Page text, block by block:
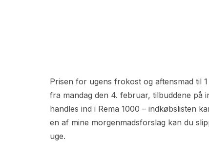
Prisen for ugens frokost og aftensmad til
fra mandag den 4. februar, tilbuddene
handles ind i Rema 1000 – indkøbslisten
en af mine morgenmadsforslag kan du
uge.